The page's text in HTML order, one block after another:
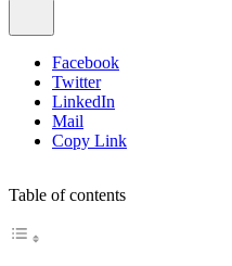
Facebook
Twitter
LinkedIn
Mail
Copy Link
Table of contents